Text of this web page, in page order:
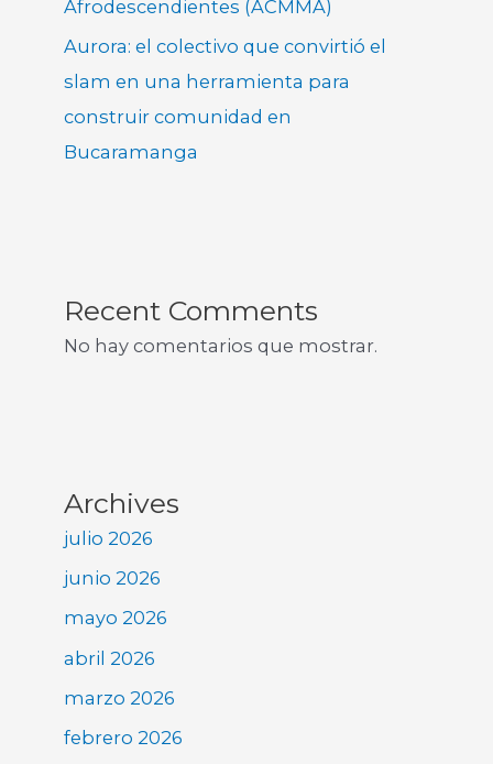
Afrodescendientes (ACMMA)
Aurora: el colectivo que convirtió el
slam en una herramienta para
construir comunidad en
Bucaramanga
Recent Comments
No hay comentarios que mostrar.
Archives
julio 2026
junio 2026
mayo 2026
abril 2026
marzo 2026
febrero 2026